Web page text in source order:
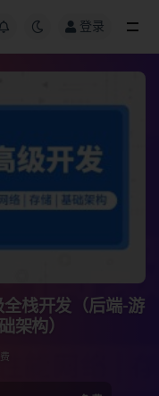
登录
栈开发（后端-游
架构）